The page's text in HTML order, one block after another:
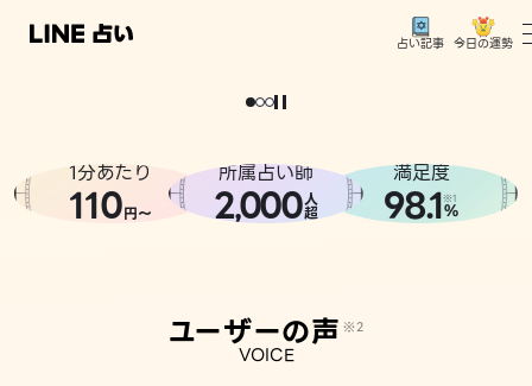
占い記事 今日の運勢
相談事例
どうせなら
。
1分あたり
110円〜
所属占い師
2,000人
超
満足度
98.1※1
%
ユーザーの声 ※2
VOICE